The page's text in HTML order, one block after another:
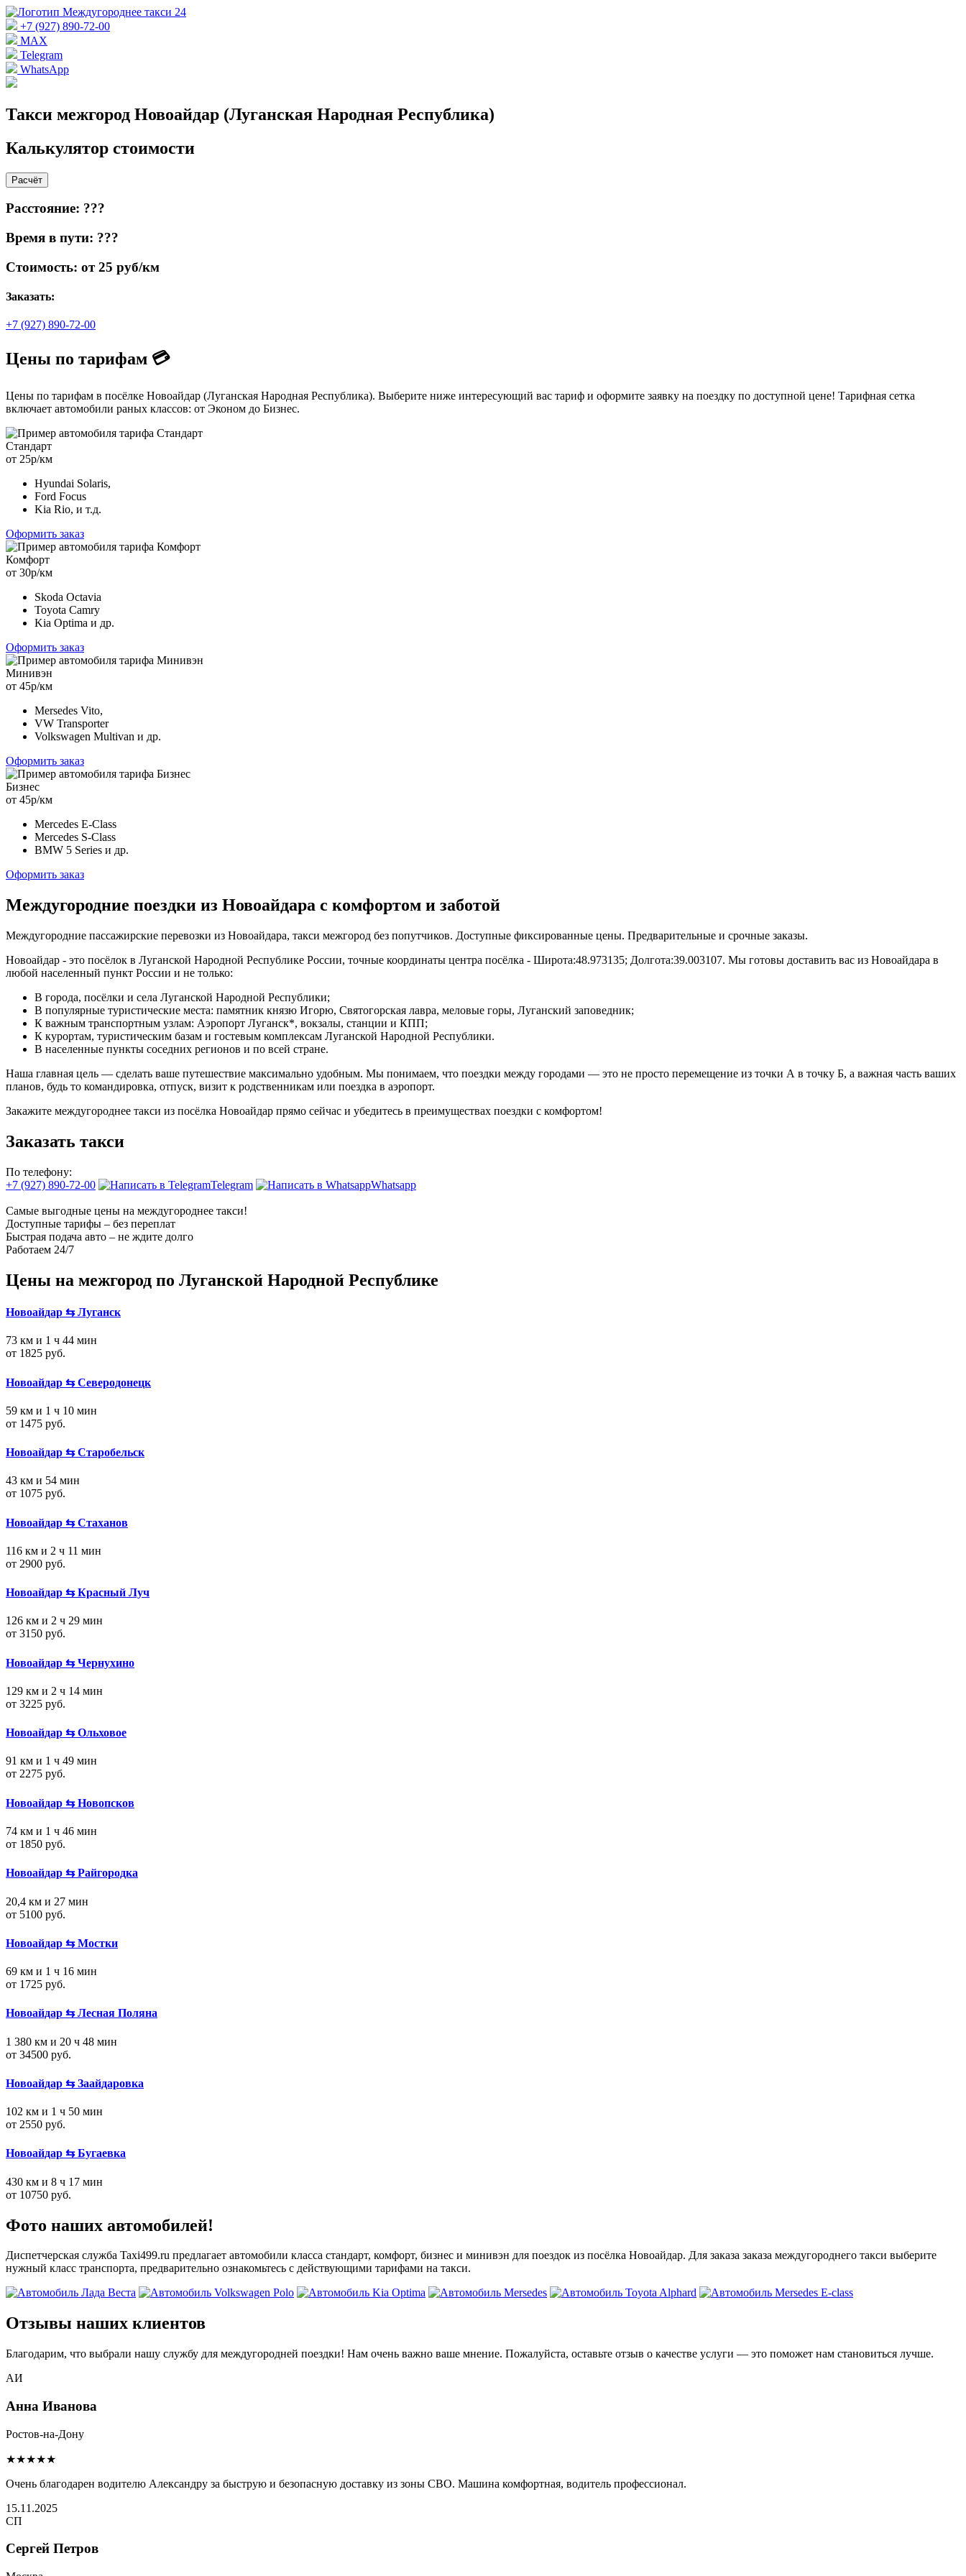
+7 (927) 890-72-00
MAX
Telegram
WhatsApp
Такси межгород Новоайдар (Луганская Народная Республика)
Калькулятор стоимости
Расчёт
Расстояние: ???
Время в пути: ???
Стоимость: от 25 руб/км
Заказать:
+7 (927) 890-72-00
Цены по тарифам 💳
Цены по тарифам в посёлке Новоайдар (Луганская Народная Республика). Выберите ниже интересующий вас тариф и оформите заявку на поездку по доступной цене! Тарифная сетка
включает автомобили раных классов: от Эконом до Бизнес.
Стандарт
от 25р/км
Hyundai Solaris,
Ford Focus
Kia Rio, и т.д.
Оформить заказ
Комфорт
от 30р/км
Skoda Octavia
Toyota Camry
Kia Optima и др.
Оформить заказ
Минивэн
от 45р/км
Mersedes Vito,
VW Transporter
Volkswagen Multivan и др.
Оформить заказ
Бизнес
от 45р/км
Mercedes E-Class
Mercedes S-Class
BMW 5 Series и др.
Оформить заказ
Междугородние поездки из Новоайдара с комфортом и заботой
Междугородние пассажирские перевозки из Новоайдара, такси межгород без попутчиков. Доступные фиксированные цены. Предварительные и срочные заказы.
Новоайдар - это посёлок в Луганской Народной Республике России, точные координаты центра посёлка - Широта:48.973135; Долгота:39.003107. Мы готовы доставить вас из Новоайдара в
любой населенный пункт России и не только:
В города, посёлки и села Луганской Народной Республики;
В популярные туристические места: памятник князю Игорю, Святогорская лавра, меловые горы, Луганский заповедник;
К важным транспортным узлам: Аэропорт Луганск*, вокзалы, станции и КПП;
К курортам, туристическим базам и гостевым комплексам Луганской Народной Республики.
В населенные пункты соседних регионов и по всей стране.
Наша главная цель — сделать ваше путешествие максимально удобным. Мы понимаем, что поездки между городами — это не просто перемещение из точки А в точку Б, а важная часть ваших
планов, будь то командировка, отпуск, визит к родственникам или поездка в аэропорт.
Закажите междугороднее такси из посёлка Новоайдар прямо сейчас и убедитесь в преимуществах поездки с комфортом!
Заказать такси
По телефону:
+7 (927) 890-72-00
Telegram Whatsapp
Самые выгодные цены на междугороднее такси!
Доступные тарифы – без переплат
Быстрая подача авто – не ждите долго
Работаем 24/7
Цены на межгород по Луганской Народной Республике
Новоайдар ⇆ Луганск
73 км и 1 ч 44 мин
от 1825 руб.
Новоайдар ⇆ Северодонецк
59 км и 1 ч 10 мин
от 1475 руб.
Новоайдар ⇆ Старобельск
43 км и 54 мин
от 1075 руб.
Новоайдар ⇆ Стаханов
116 км и 2 ч 11 мин
от 2900 руб.
Новоайдар ⇆ Красный Луч
126 км и 2 ч 29 мин
от 3150 руб.
Новоайдар ⇆ Чернухино
129 км и 2 ч 14 мин
от 3225 руб.
Новоайдар ⇆ Ольховое
91 км и 1 ч 49 мин
от 2275 руб.
Новоайдар ⇆ Новопсков
74 км и 1 ч 46 мин
от 1850 руб.
Новоайдар ⇆ Райгородка
20,4 км и 27 мин
от 5100 руб.
Новоайдар ⇆ Мостки
69 км и 1 ч 16 мин
от 1725 руб.
Новоайдар ⇆ Лесная Поляна
1 380 км и 20 ч 48 мин
от 34500 руб.
Новоайдар ⇆ Заайдаровка
102 км и 1 ч 50 мин
от 2550 руб.
Новоайдар ⇆ Бугаевка
430 км и 8 ч 17 мин
от 10750 руб.
Фото наших автомобилей!
Диспетчерская служба Taxi499.ru предлагает автомобили класса стандарт, комфорт, бизнес и минивэн для поездок из посёлка Новоайдар. Для заказа заказа междугороднего такси выберите
нужный класс транспорта, предварительно ознакомьтесь с действующими тарифами на такси.
Отзывы наших клиентов
Благодарим, что выбрали нашу службу для междугородней поездки! Нам очень важно ваше мнение. Пожалуйста, оставьте отзыв о качестве услуги — это поможет нам становиться лучше.
АИ
Анна Иванова
Ростов-на-Дону
★★★★★
Очень благодарен водителю Александру за быструю и безопасную доставку из зоны СВО. Машина комфортная, водитель профессионал.
15.11.2025
СП
Сергей Петров